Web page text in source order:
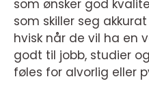
som ønsker god
som skiller seg
hvisk når de vil ha en
godt til jobb, studier
føles for alvorlig eller